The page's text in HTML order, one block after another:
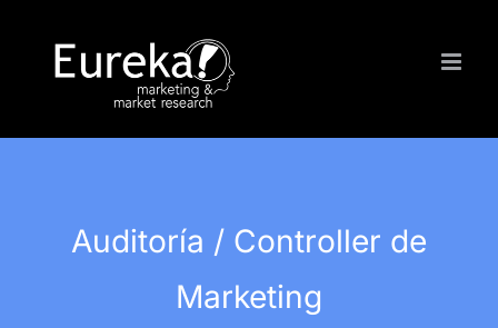
contenido
Auditoría / Controller de
Marketing